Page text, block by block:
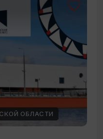
ОБЛАСТИ